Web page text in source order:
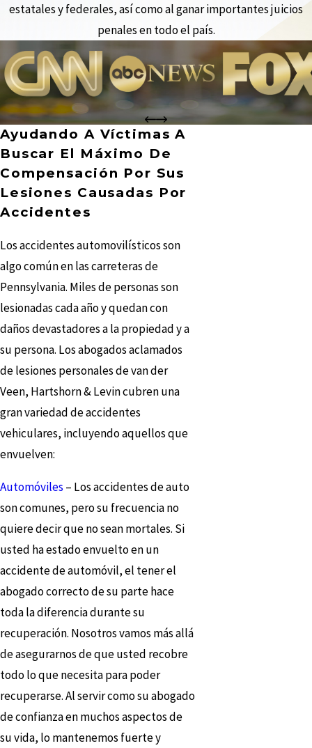
estatales y federales, así como al ganar importantes juicios
penales en todo el país.
Ayudando A Víctimas A
Buscar El Máximo De
Compensación Por Sus
Lesiones Causadas Por
Accidentes
Los accidentes automovilísticos son
algo común en las carreteras de
Pennsylvania. Miles de personas son
lesionadas cada año y quedan con
daños devastadores a la propiedad y a
su persona. Los abogados aclamados
de lesiones personales de van der
Veen, Hartshorn & Levin cubren una
gran variedad de accidentes
vehiculares, incluyendo aquellos que
envuelven:
Automóviles – Los accidentes de auto
son comunes, pero su frecuencia no
quiere decir que no sean mortales. Si
usted ha estado envuelto en un
accidente de automóvil, el tener el
abogado correcto de su parte hace
toda la diferencia durante su
recuperación. Nosotros vamos más allá
de asegurarnos de que usted recobre
todo lo que necesita para poder
recuperarse. Al servir como su abogado
de confianza en muchos aspectos de
su vida, lo mantenemos fuerte y